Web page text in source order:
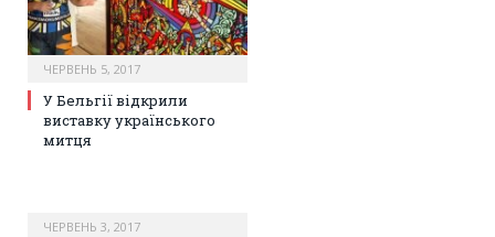
ЧЕРВЕНЬ 5, 2017
У Бельгії відкрили
виставку українського
митця
ЧЕРВЕНЬ 3, 2017